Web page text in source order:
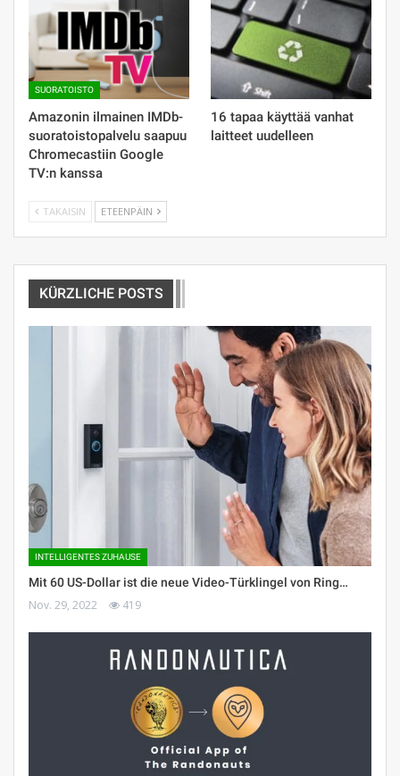
SUORATOISTO
Amazonin ilmainen IMDb-
suoratoistopalvelu saapuu
Chromecastiin Google
TV:n kanssa
16 tapaa käyttää vanhat
laitteet uudelleen
TAKAISIN ETEENPÄIN
KÜRZLICHE POSTS
INTELLIGENTES ZUHAUSE
Mit 60 US-Dollar ist die neue Video-Türklingel von Ring…
Nov. 29, 2022 419